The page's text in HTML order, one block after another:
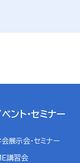
ベント・セミナー
会展示会・セミナー
講習会